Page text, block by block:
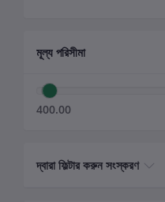
মূল্য পরিসীমা
400.00
দ্বারা ফিল্টার করুন সংস্করণ